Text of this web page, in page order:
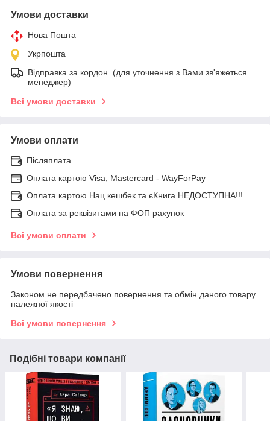
Умови доставки
Нова Пошта
Укрпошта
Відправка за кордон. (для уточнення з Вами зв'яжеться
менеджер)
Всі умови доставки
Умови оплати
Післяплата
Оплата картою Visa, Mastercard - WayForPay
Оплата картою Нац кешбек та єКнига НЕДОСТУПНА!!!
Оплата за реквізитами на ФОП рахунок
Всі умови оплати
Умови повернення
Законом не передбачено повернення та обмін даного товару
належної якості
Всі умови повернення
Подібні товари компанії